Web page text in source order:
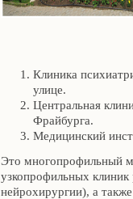
Клиника
улице.
Центральная
Фрайбурга.
Медицинский
Это многопрофильный
узкопрофильных
нейрохирургии), а